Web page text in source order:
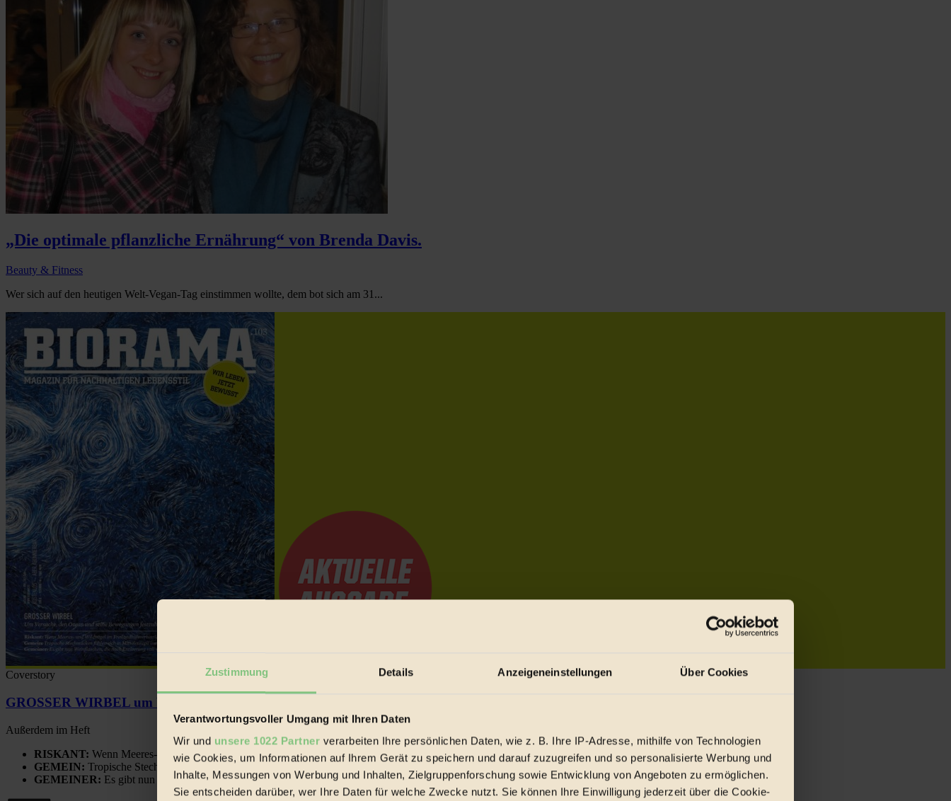
Zustimmung Details Anzeigeneinstellungen Über Cookies
Verantwortungsvoller Umgang mit Ihren Daten
Wir und unsere 1022 Partner verarbeiten Ihre persönlichen Daten, wie z. B. Ihre IP-Adresse, mithilfe von Technologien
wie Cookies, um Informationen auf Ihrem Gerät zu speichern und darauf zuzugreifen und so personalisierte Werbung und
Inhalte, Messungen von Werbung und Inhalten, Zielgruppenforschung sowie Entwicklung von Angeboten zu ermöglichen.
Sie entscheiden darüber, wer Ihre Daten für welche Zwecke nutzt. Sie können Ihre Einwilligung jederzeit über die Cookie-
„Die optimale pflanzliche Ernährung“ von Brenda Davis.
Beauty & Fitness
Wer sich auf den heutigen Welt-Vegan-Tag einstimmen wollte, dem bot sich am 31...
Coverstory
GROSSER WIRBEL um Versuche, den Ozean und seine Bewegungen festzuhalten.
Außerdem im Heft
RISKANT: Wenn Meeres- und Wildvögel im Freilandhühnerbetrieb vorbeischauen.
GEMEIN: Tropische Stechmücken fühlen sich in Mitteleuropa inziwschen oft zu Hause.
GEMEINER: Es gibt nun Weinflaschen, die nach Entleerung voll wieder zu dir zurückkommen.